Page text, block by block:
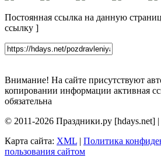
Постоянная ссылка на данную
ссылку ]
Внимание! На сайте присутствуют
копировании информации активная
обязательна
© 2011-2026 Праздники.ру [hdays.net] |
Карта сайта: XML | Политика
пользования сайтом